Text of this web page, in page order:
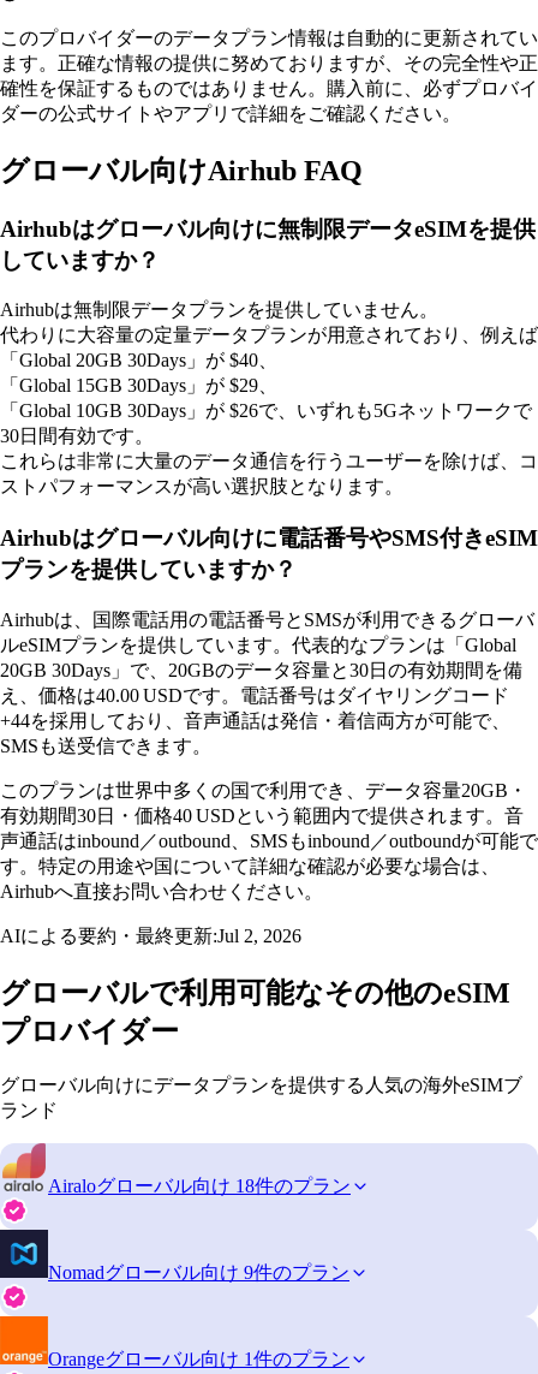
このプロバイダーのデータプラン情報は自動的に更新されてい
ます。正確な情報の提供に努めておりますが、その完全性や正
確性を保証するものではありません。購入前に、必ずプロバイ
ダーの公式サイトやアプリで詳細をご確認ください。
グローバル向けAirhub FAQ
Airhubはグローバル向けに無制限データeSIMを提供
していますか？
Airhubは無制限データプランを提供していません。
代わりに大容量の定量データプランが用意されており、例えば
「Global 20GB 30Days」が $40、
「Global 15GB 30Days」が $29、
「Global 10GB 30Days」が $26で、いずれも5Gネットワークで
30日間有効です。
これらは非常に大量のデータ通信を行うユーザーを除けば、コ
ストパフォーマンスが高い選択肢となります。
Airhubはグローバル向けに電話番号やSMS付きeSIM
プランを提供していますか？
Airhubは、国際電話用の電話番号とSMSが利用できるグローバ
ルeSIMプランを提供しています。代表的なプランは「Global
20GB 30Days」で、20GBのデータ容量と30日の有効期間を備
え、価格は40.00 USDです。電話番号はダイヤリングコード
+44を採用しており、音声通話は発信・着信両方が可能で、
SMSも送受信できます。
このプランは世界中多くの国で利用でき、データ容量20GB・
有効期間30日・価格40 USDという範囲内で提供されます。音
声通話はinbound／outbound、SMSもinbound／outboundが可能で
す。特定の用途や国について詳細な確認が必要な場合は、
Airhubへ直接お問い合わせください。
AIによる要約・最終更新:Jul 2, 2026
グローバルで利用可能なその他のeSIM
プロバイダー
グローバル向けにデータプランを提供する人気の海外eSIMブ
ランド
Airaloグローバル向け 18件のプラン
Nomadグローバル向け 9件のプラン
Orangeグローバル向け 1件のプラン